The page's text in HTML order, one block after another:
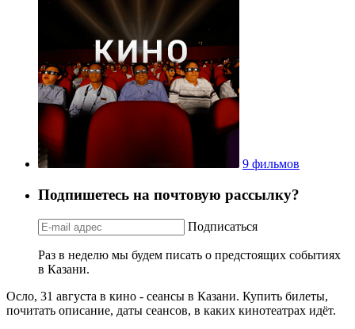
9 фильмов
Подпишетесь на почтовую рассылку?
Подписаться
Раз в неделю мы будем писать о предстоящих событиях
в Казани.
Осло, 31 августа в кино - сеансы в Казани. Купить билеты,
почитать описание, даты сеансов, в каких кинотеатрах идёт.